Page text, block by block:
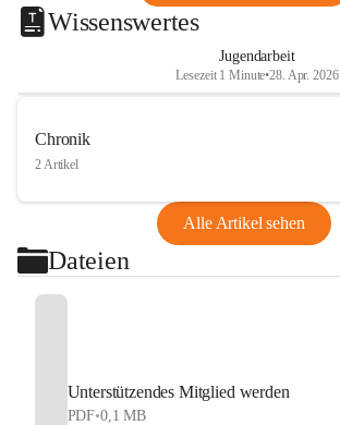
Wissenswertes
Jugendarbeit
Lesezeit 1 Minute•28. Apr. 2026
Chronik
2 Artikel
Alle Artikel sehen
Dateien
Unterstützendes Mitglied werden
PDF•0,1 MB